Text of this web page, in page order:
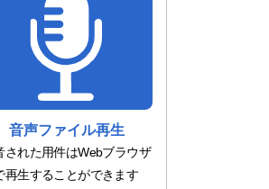
音声ファイル再生
された用件はWebブラウザ
再生することができます